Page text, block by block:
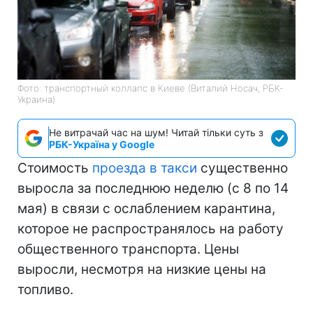
Фото: транспортный коллапс в Киеве (Виталий Носач, РБК-
Украина)
Не витрачай час на шум! Читай тільки суть з
РБК-Україна у Google
Стоимость проезда в такси существенно
выросла за последнюю неделю (с 8 по 14
мая) в связи с ослаблением карантина,
которое не распространялось на работу
общественного транспорта. Цены
выросли, несмотря на низкие цены на
топливо.